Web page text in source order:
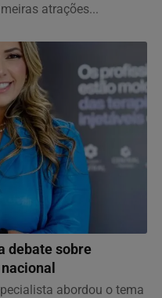
atrações...
debate sobre
abordou o tema